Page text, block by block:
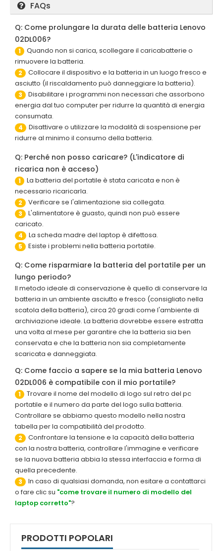
FAQs
Q: Come prolungare la durata delle batteria Lenovo
02DL006?
1
Quando non si carica, scollegare il caricabatterie o
rimuovere la batteria.
2
Collocare il dispositivo e la batteria in un luogo fresco e
asciutto (il riscaldamento può danneggiare la batteria).
3
Disabilitare i programmi non necessari che assorbono
energia dal tuo computer per ridurre la quantità di energia
consumata.
4
Disattivare o utilizzare la modalità di sospensione per
ridurre al minimo il consumo della batteria.
Q: Perché non posso caricare? (L'indicatore di
ricarica non è acceso)
1
La batteria del portatile è stata caricata e non è
necessario ricaricarla.
2 Verificare se l'alimentazione sia collegata.
3
L'alimentatore è guasto, quindi non può essere
caricato.
4 La scheda madre del laptop è difettosa.
5 Esiste i problemi nella batteria portatile.
Q: Come risparmiare la batteria del portatile per un
lungo periodo?
Il metodo ideale di conservazione è quello di conservare la
batteria in un ambiente asciutto e fresco (consigliato nella
scatola della batteria), circa 20 gradi come l'ambiente di
archiviazione ideale. La batteria dovrebbe essere estratta
una volta al mese per garantire che la batteria sia ben
conservata e che la batteria non sia completamente
scaricata e danneggiata.
Q: Come faccio a sapere se la mia batteria Lenovo
02DL006 è compatibile con il mio portatile?
1
Trovare il nome del modello di logo sul retro del pc
portatile e il numero da parte del logo sulla batteria.
Controllare se abbiamo questo modello nella nostra
tabella per la compatibilità del prodotto.
2
Confrontare la tensione e la capacità della batteria
con la nostra batteria, controllare l'immagine e verificare
se la nuova batteria abbia la stessa interfaccia e forma di
quella precedente.
3
In caso di qualsiasi domanda, non esitare a contattarci
o fare clic su "come trovare il numero di modello del
laptop corretto"?
PRODOTTI POPOLARI